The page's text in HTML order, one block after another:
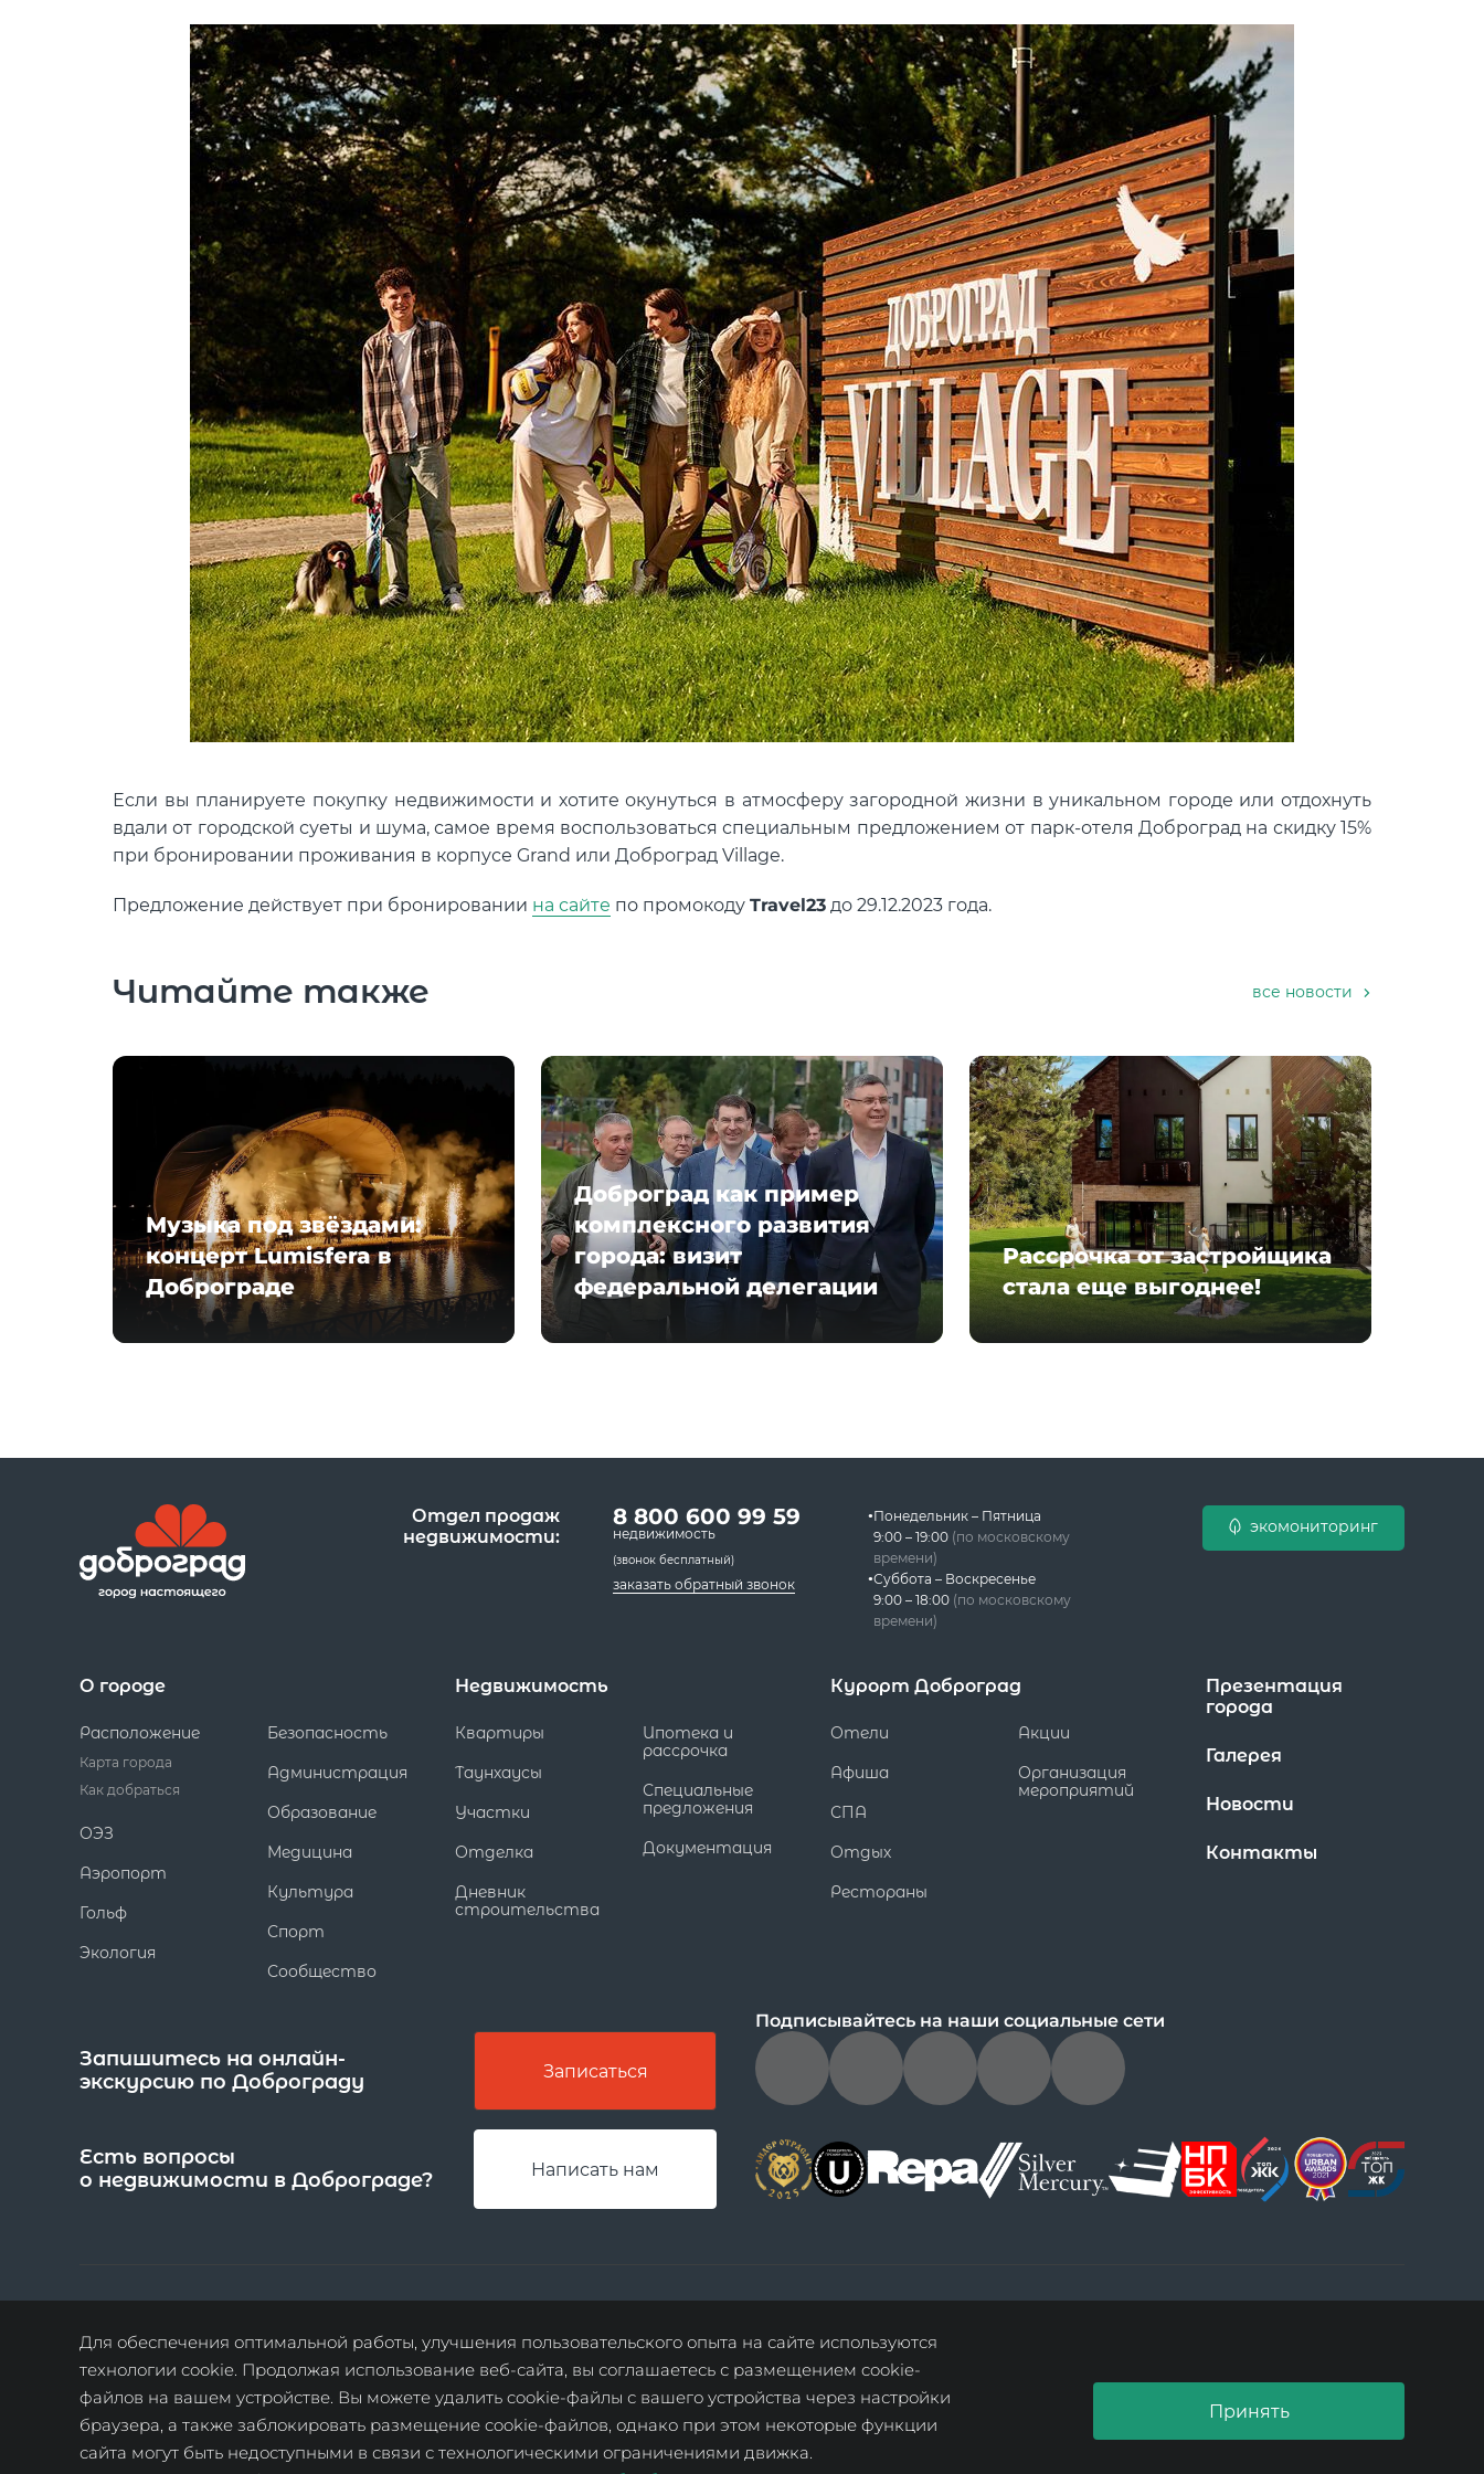
Для обеспечения оптимальной работы, улучшения пользовательского опыта на сайте используются
технологии cookie. Продолжая использование веб-сайта, вы соглашаетесь с размещением cookie-
файлов на вашем устройстве. Вы можете удалить cookie-файлы с вашего устройства через настройки
браузера, а также заблокировать размещение cookie-файлов, однако при этом некоторые функции
сайта могут быть недоступными в связи с технологическими ограничениями движка.
Принять
особая экономическая зона
Если вы планируете покупку недвижимости и хотите окунуться в атмосферу загородной жизни в уникальном городе или отдохнуть
вдали от городской суеты и шума, самое время воспользоваться специальным предложением от парк-отеля Доброград на скидку 15%
при бронировании проживания в корпусе Grand или Доброград Village.
Предложение действует при бронировании на сайте по промокоду Travel23 до 29.12.2023 года.
Читайте также все новости
Музыка под звёздами:
концерт Lumisfera в
Доброграде
Доброград как пример
комплексного развития
города: визит
федеральной делегации
Рассрочка от застройщика
стала еще выгоднее!
Отдел продаж
недвижимости:
8 800 600 99 59
недвижимость
(звонок бесплатный)
заказать обратный звонок
Понедельник – Пятница
9:00 – 19:00 (по московскому
времени)
Суббота – Воскресенье
9:00 – 18:00 (по московскому
времени)
экомониторинг
О городе
Расположение
Карта города
Как добраться
ОЭЗ
Аэропорт
Гольф
Экология
Безопасность
Администрация
Образование
Медицина
Культура
Спорт
Сообщество
Недвижимость
Квартиры
Таунхаусы
Участки
Отделка
Дневник
строительства
Ипотека и
рассрочка
Специальные
предложения
Документация
Курорт Доброград
Отели
Афиша
СПА
Отдых
Рестораны
Акции
Организация
мероприятий
Презентация
города
Галерея
Новости
Контакты
Запишитесь на онлайн-
экскурсию по Доброграду
Записаться
Подписывайтесь на наши социальные сети
Есть вопросы
о недвижимости в Доброграде?
Написать нам
© 2026, Доброград
политика обработки
персональных данных
дискриминации
ООО «СЗ «Доброград». ОГРН 1183328010678. Адрес местонахождения: 601967, Россия, Владимирская область, м. р-н Ковровский, г. п. поселок Доброград, п. Доброград, б-р Звездный, зд. 1, помещ. 5, 2 этаж
? Концентрация ЛОС 0.010 мм3/м3
Концентрация CO2 333 ppm
Концентрация CO
В пределах нормы За пределами нормы